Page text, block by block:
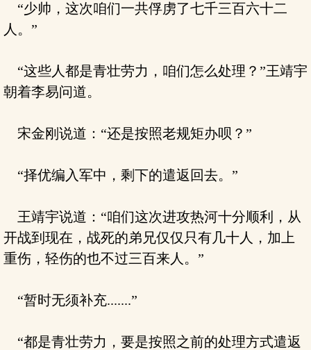
“少帅，这次咱们一共俘虏了七千三百六十二
人。”
“这些人都是青壮劳力，咱们怎么处理？”王靖宇
朝着李易问道。
宋金刚说道：“还是按照老规矩办呗？”
“择优编入军中，剩下的遣返回去。”
王靖宇说道：“咱们这次进攻热河十分顺利，从
开战到现在，战死的弟兄仅仅只有几十人，加上
重伤，轻伤的也不过三百来人。”
“暂时无须补充.......”
“都是青壮劳力，要是按照之前的处理方式遣返